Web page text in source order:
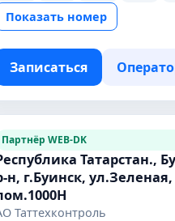
Показать номер
Записаться
Партнёр WEB-DK
Татарстан.,
н, г.Буинск, ул.Зеленая,
Таттехконтроль